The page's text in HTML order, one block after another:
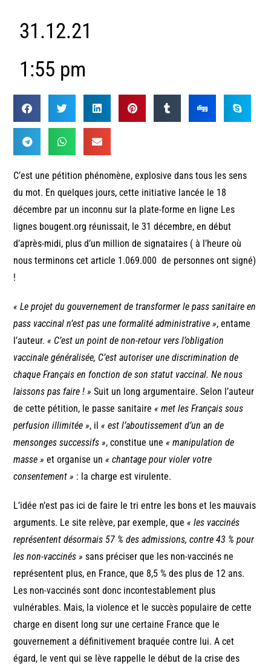
31.12.21
1:55 pm
C’est une pétition phénomène, explosive dans tous les sens
du mot. En quelques jours, cette initiative lancée le 18
décembre par un inconnu sur la plate-forme en ligne Les
lignes bougent.org réunissait, le 31 décembre, en début
d’après-midi, plus d’un million de signataires ( à l’heure où
nous terminons cet article 1.069.000 de personnes ont signé)
!
« Le projet du gouvernement de transformer le pass sanitaire en
pass vaccinal n’est pas une formalité administrative », entame
l’auteur.« C’est un point de non-retour vers l’obligation
vaccinale généralisée, C’est autoriser une discrimination de
chaque Français en fonction de son statut vaccinal. Ne nous
laissons pas faire ! » Suit un long argumentaire. Selon l’auteur
de cette pétition, le passe sanitaire« met les Français sous
perfusion illimitée », il« est l’aboutissement d’un an de
mensonges successifs », constitue une« manipulation de
masse » et organise un« chantage pour violer votre
consentement » : la charge est virulente.
L’idée n’est pas ici de faire le tri entre les bons et les mauvais
arguments. Le site relève, par exemple, que« les vaccinés
représentent désormais 57 % des admissions, contre 43 % pour
les non-vaccinés » sans préciser que les non-vaccinés ne
représentent plus, en France, que 8,5 % des plus de 12 ans.
Les non-vaccinés sont donc incontestablement plus
vulnérables. Mais, la violence et le succès populaire de cette
charge en disent long sur une certaine France que le
gouvernement a définitivement braquée contre lui. A cet
égard, le vent qui se lève rappelle le début de la crise des